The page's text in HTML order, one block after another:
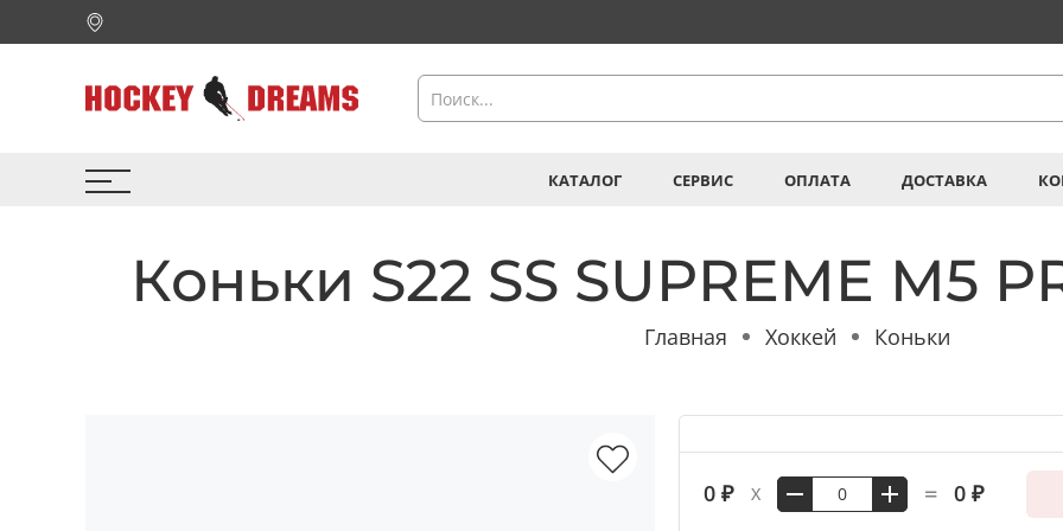
КАТАЛОГ СЕРВИС ОПЛАТА ДОСТАВКА
Коньки S22 SS SUPREME M5
Главная Хоккей Коньки
0 ₽ X = 0 ₽